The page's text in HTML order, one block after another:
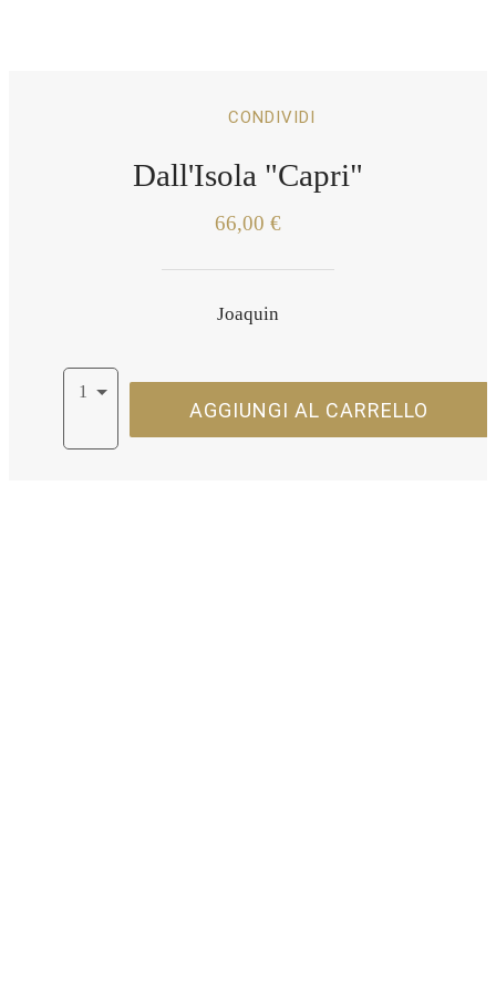
CONDIVIDI
Dall'Isola "Capri"
66,00 €
Joaquin
1
AGGIUNGI AL CARRELLO